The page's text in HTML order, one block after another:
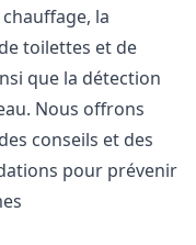
la
toilettes et de
que la détection
Nous offrons
conseils et des
pour prévenir